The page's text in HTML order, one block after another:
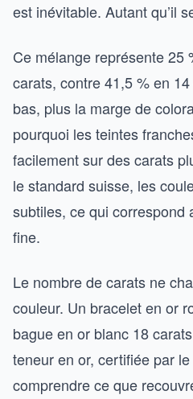
est inévitable. Autant qu’il
Ce mélange représente 25
carats, contre 41,5 % en
bas, plus la marge de
pourquoi les teintes
facilement sur des carats
le standard suisse, les
subtiles, ce qui correspond
fine.
Le nombre de carats ne
couleur. Un bracelet en or
bague en or blanc 18
teneur en or, certifiée par
comprendre ce que